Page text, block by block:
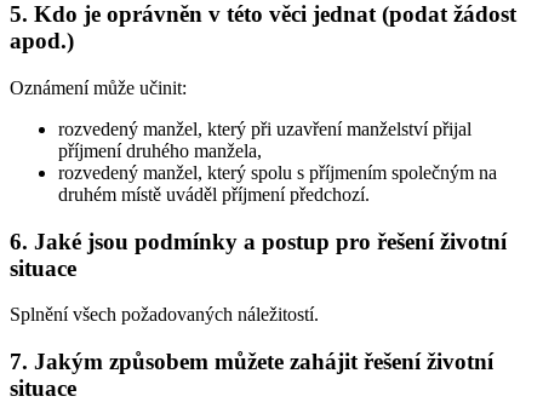
5. Kdo je oprávněn v této věci jednat (podat žádost
apod.)
Oznámení může učinit:
rozvedený manžel, který při uzavření manželství přijal
příjmení druhého manžela,
rozvedený manžel, který spolu s příjmením společným na
druhém místě uváděl příjmení předchozí.
6. Jaké jsou podmínky a postup pro řešení životní
situace
Splnění všech požadovaných náležitostí.
7. Jakým způsobem můžete zahájit řešení životní
situace